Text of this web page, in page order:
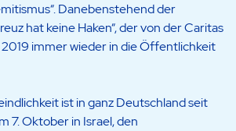
Danebenstehend der
hat keine Haken“, der von der Caritas
2019 immer wieder in die Öffentlichkeit
ist in ganz Deutschland seit
7. Oktober in Israel, den